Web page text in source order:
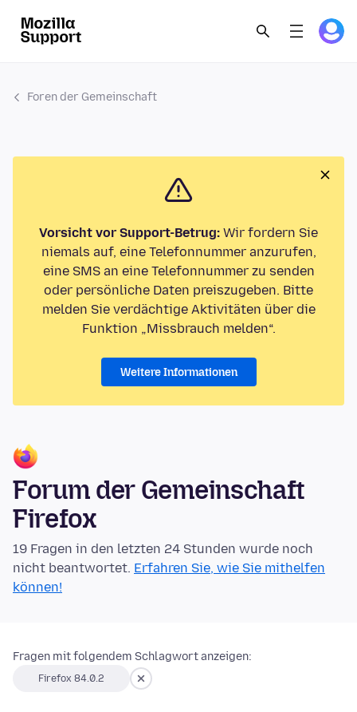
Foren der Gemeinschaft
Vorsicht vor Support-Betrug: Wir fordern Sie
niemals auf, eine Telefonnummer anzurufen,
eine SMS an eine Telefonnummer zu senden
oder persönliche Daten preiszugeben. Bitte
melden Sie verdächtige Aktivitäten über die
Funktion „Missbrauch melden“.
Weitere Informationen
Forum der Gemeinschaft
Firefox
19 Fragen in den letzten 24 Stunden wurde noch
nicht beantwortet. Erfahren Sie, wie Sie mithelfen
können!
Fragen mit folgendem Schlagwort anzeigen:
Firefox 84.0.2